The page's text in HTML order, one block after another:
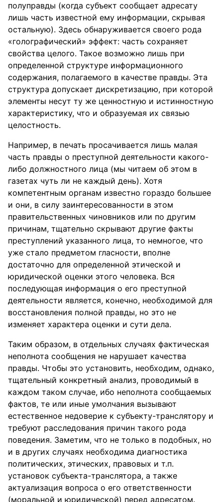
полуправды (когда субъект сообщает адресату
лишь часть известной ему информации, скрывая
остальную). Здесь обнаруживается своего рода
«голографический» эффект: часть сохраняет
свойства целого. Такое возможно лишь при
определенной структуре информационного
содержания, полагаемого в качестве правды. Эта
структура допускает дискретизацию, при которой
элементы несут ту же ценностную и истинностную
характеристику, что и образуемая их связью
целостность.
Например, в печать просачивается лишь малая
часть правды о преступной деятельности какого-
либо должностного лица (мы читаем об этом в
газетах чуть ли не каждый день). Хотя
компетентным органам известно гораздо большее
и они, в силу заинтересованности в этом
правительственных чиновников или по другим
причинам, тщательно скрывают другие факты
преступлений указанного лица, то немногое, что
уже стало предметом гласности, вполне
достаточно для определенной этической и
юридической оценки этого человека. Вся
последующая информация о его преступной
деятельности является, конечно, необходимой для
восстановления полной правды, но это не
изменяет характера оценки и сути дела.
Таким образом, в отдельных случаях фактическая
неполнота сообщения не нарушает качества
правды. Чтобы это установить, необходим, однако,
тщательный конкретный анализ, проводимый в
каждом таком случае, ибо неполнота сообщаемых
фактов, те или иные умолчания вызывают
естественное недоверие к субъекту-транслятору и
требуют расследования причин такого рода
поведения. Заметим, что не только в подобных, но
и в других случаях необходима диагностика
политических, этических, правовых и т.п.
установок субъекта-транслятора, а также
актуализация вопроса о его ответственности
(моральной и юридической) перед адресатом.